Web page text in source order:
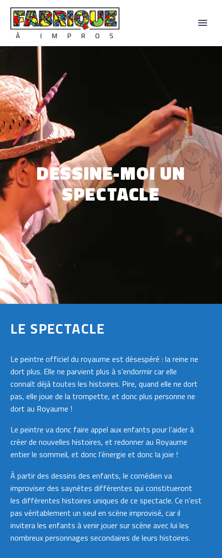
14, rue de l'arche sèche - 44 000 Nantes
DESSINE-MOI UN
SPECTACLE
LE SPECTACLE
Le peintre officiel du royaume est désespéré : la reine ne
dort plus. Elle ne parvient plus à s’endormir car elle
connaît déjà toutes les histoires. Pire, quand elle ne dort
pas, elle joue de la trompette, et donc plus personne ne
dort au Royaume !
Le peintre va donc faire appel aux enfants pour l’aider à
créer de nouvelles histoires, et redonner au Royaume
entier le sommeil, et donc l’énergie et donc la joie !
À partir des dessins des enfants, le comédien va
improviser des saynètes différentes qui constitueront
les différentes histoires uniques de ce spectacle. Ce n’est
pas véritablement un seul en scène improvisé, car il
invitera les enfants à venir jouer sur scène avec lui les
nombreux personnages secondaires de leurs histoires.